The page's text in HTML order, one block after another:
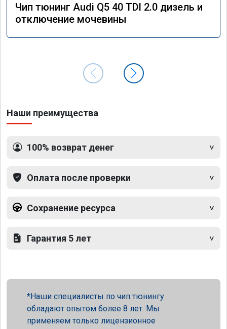
Чип тюнинг Audi Q5 40 TDI 2.0 дизель и
отключение мочевины
Наши преимущества
100% возврат денег
Оплата после проверки
Сохранение ресурса
Гарантия 5 лет
Наши специалисты по чип тюнингу
обладают опытом более 8 лет. Мы
применяем только лицензионное